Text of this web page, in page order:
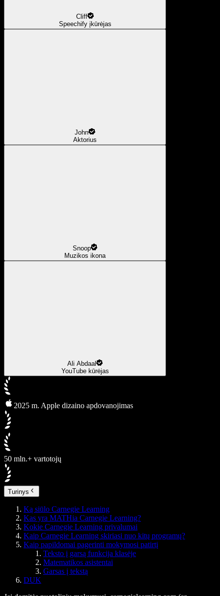
Cliff
Speechify įkūrėjas
John
Aktorius
Snoop
Muzikos ikona
Ali Abdaal
YouTube kūrėjas
2025 m. Apple dizaino apdovanojimas
50 mln.+ vartotojų
Turinys
Ką siūlo Carnegie Learning
Kas yra MATHia Carnegie Learning?
Kokie Carnegie Learning privalumai
Kaip Carnegie Learning skiriasi nuo kitų programų?
Kaip papildomai pagerinti mokymosi patirtį
Teksto į garsą funkcija klasėje
Matematikos asistentai
Garsas į tekstą
DUK